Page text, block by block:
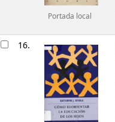
Portada local
16.